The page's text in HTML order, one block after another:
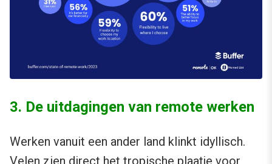
3. De uitdagingen van remote werken
Werken vanuit een ander land klinkt idyllisch.
Velen zien direct het tropische plaatje voor